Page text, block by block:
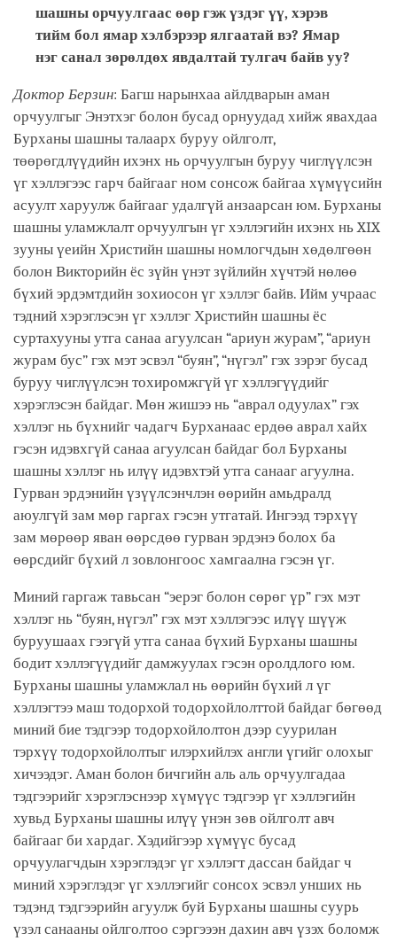
шашны орчуулгаас өөр гэж үздэг үү, хэрэв
тийм бол ямар хэлбэрээр ялгаатай вэ? Ямар
нэг санал зөрөлдөх явдалтай тулгач байв уу?
Доктор Берзин: Багш нарынхаа айлдварын аман
орчуулгыг Энэтхэг болон бусад орнуудад хийж явахдаа
Бурханы шашны талаарх буруу ойлголт,
төөрөгдлүүдийн ихэнх нь орчуулгын буруу чиглүүлсэн
үг хэллэгээс гарч байгааг ном сонсож байгаа хүмүүсийн
асуулт харуулж байгааг удалгүй анзаарсан юм. Бурханы
шашны уламжлалт орчуулгын үг хэллэгийн ихэнх нь XIX
зууны үеийн Христийн шашны номлогчдын хөдөлгөөн
болон Викторийн ёс зүйн үнэт зүйлийн хүчтэй нөлөө
бүхий эрдэмтдийн зохиосон үг хэллэг байв. Ийм учраас
тэдний хэрэглэсэн үг хэллэг Христийн шашны ёс
суртахууны утга санаа агуулсан “ариун журам”, “ариун
журам бус” гэх мэт эсвэл “буян”, “нүгэл” гэх зэрэг бусад
буруу чиглүүлсэн тохиромжгүй үг хэллэгүүдийг
хэрэглэсэн байдаг. Мөн жишээ нь “аврал одуулах” гэх
хэллэг нь бүхнийг чадагч Бурханаас ердөө аврал хайх
гэсэн идэвхгүй санаа агуулсан байдаг бол Бурханы
шашны хэллэг нь илүү идэвхтэй утга санааг агуулна.
Гурван эрдэнийн үзүүлсэнчлэн өөрийн амьдралд
аюулгүй зам мөр гаргах гэсэн утгатай. Ингээд тэрхүү
зам мөрөөр яван өөрсдөө гурван эрдэнэ болох ба
өөрсдийг бүхий л зовлонгоос хамгаална гэсэн үг.
Миний гаргаж тавьсан “эерэг болон сөрөг үр” гэх мэт
хэллэг нь “буян, нүгэл” гэх мэт хэллэгээс илүү шүүж
буруушаах гээгүй утга санаа бүхий Бурханы шашны
бодит хэллэгүүдийг дамжуулах гэсэн оролдлого юм.
Бурханы шашны уламжлал нь өөрийн бүхий л үг
хэллэгтээ маш тодорхой тодорхойлолттой байдаг бөгөөд
миний бие тэдгээр тодорхойлолтон дээр суурилан
тэрхүү тодорхойлолтыг илэрхийлэх англи үгийг олохыг
хичээдэг. Аман болон бичгийн аль аль орчуулгадаа
тэдгээрийг хэрэглэснээр хүмүүс тэдгээр үг хэллэгийн
хувьд Бурханы шашны илүү үнэн зөв ойлголт авч
байгааг би хардаг. Хэдийгээр хүмүүс бусад
орчуулагчдын хэрэглэдэг үг хэллэгт дассан байдаг ч
миний хэрэглэдэг үг хэллэгийг сонсох эсвэл унших нь
тэдэнд тэдгээрийн агуулж буй Бурханы шашны суурь
үзэл санааны ойлголтоо сэргэээн дахин авч үзэх боломж